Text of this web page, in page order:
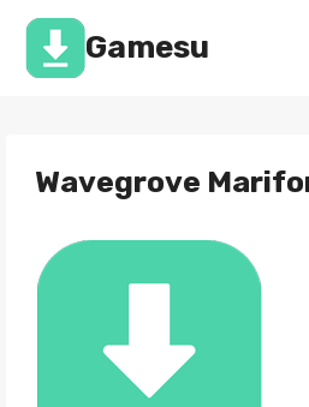
Перейти
содержимомуGamesu
Wavegrove